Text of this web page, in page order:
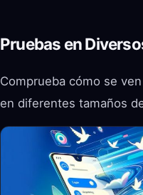
Pruebas en
Comprueba cómo se
en diferentes tamaños